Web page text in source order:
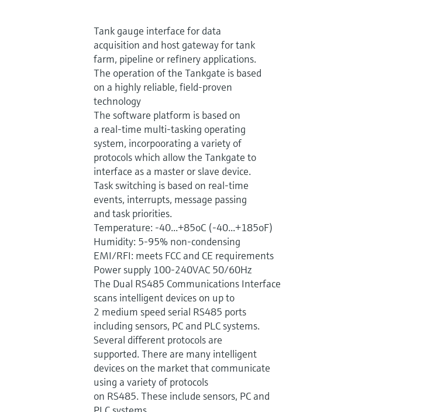
Tank gauge interface for data
acquisition and host gateway for tank
farm, pipeline or refinery applications.
The operation of the Tankgate is based
on a highly reliable, field-proven
technology
The software platform is based on
a real-time multi-tasking operating
system, incorpoorating a variety of
protocols which allow the Tankgate to
interface as a master or slave device.
Task switching is based on real-time
events, interrupts, message passing
and task priorities.
Temperature: -40...+85oC (-40...+185oF)
Humidity: 5-95% non-condensing
EMI/RFI: meets FCC and CE requirements
Power supply 100-240VAC 50/60Hz
The Dual RS485 Communications Interface
scans intelligent devices on up to
2 medium speed serial RS485 ports
including sensors, PC and PLC systems.
Several different protocols are
supported. There are many intelligent
devices on the market that communicate
using a variety of protocols
on RS485. These include sensors, PC and